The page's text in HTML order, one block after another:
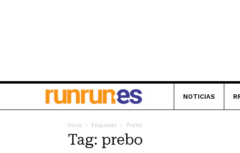
NOTICIAS
Inicio Etiquetas Prebo
Tag: prebo